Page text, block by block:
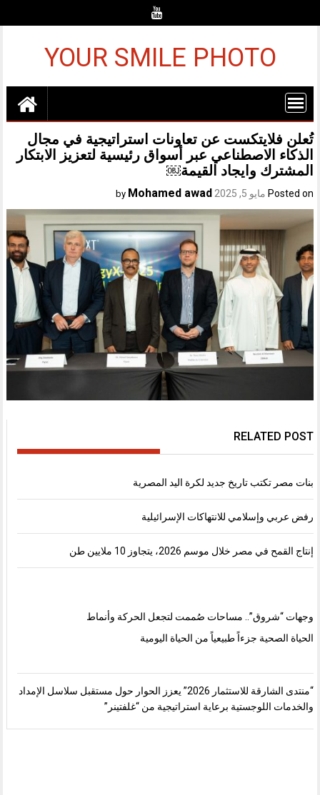
YOUR SMILE PHOTO
تُعلن فلايتكست عن تعاونات استراتيجية في مجال
الذكاء الاصطناعي عبر أسواق رئيسية لتعزيز الابتكار
المشترك وايجاد القيمة￼
Posted on مايو 5, 2025 Mohamed awad
RELATED POST
بنات مصر تكتب تاريخ جديد لكرة اليد المصرية
رفض عربي وإسلامي للانتهاكات الإسرائيلية
إنتاج القمح في مصر خلال موسم 2026، يتجاوز 10 ملايين طن
وجهات “شروق”.. مساحات صُممت لتجعل الحركة وأنماط
الحياة الصحية جزءاً طبيعياً من الحياة اليومية
“منتدى الشارقة للاستثمار 2026” يعزز الحوار حول مستقبل سلاسل الإمداد
والخدمات اللوجستية برعاية استراتيجية من “غلفتينر”